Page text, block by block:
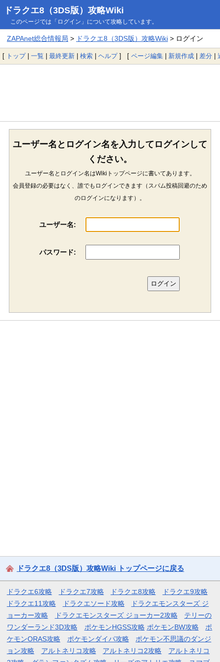
ドラクエ8（3DS版）攻略Wiki
このページでは「ログイン」について攻略しています。
ZAPAnet総合情報局 > ドラクエ8（3DS版）攻略Wiki> ログイン
[ トップ| 一覧 | 最終更新 | 検索 | ヘルプ] [ ページ編集 | 新規作成 | 差分 |
ユーザー名とログイン名を入力してログインして
ください。
ユーザー名とログイン名はWikiトップページに書いてあります。
会員登録の必要はなく、誰でもログインできます（スパム投稿回避のため
のログインになります）。
ユーザー名:
パスワード:
ドラクエ8（3DS版）攻略Wiki トップページに戻る
ドラクエ6攻略 ドラクエ7攻略 ドラクエ8攻略
ドラクエ9攻略
ドラクエ11攻略
ドラクエソード攻略
ドラクエモンスターズ ジ
ョーカー攻略
ドラクエモンスターズ ジョーカー2攻略
テリーの
ワンダーランド3D攻略
ポケモンHGSS攻略 ポケモンBW攻略
ポ
ケモンORAS攻略
ポケモンダイパ攻略
ポケモン不思議のダンジ
ョン攻略
アルトネリコ攻略 アルトネリコ2攻略
アルトネリコ